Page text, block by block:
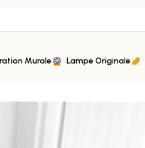
Murale Lampe Originale